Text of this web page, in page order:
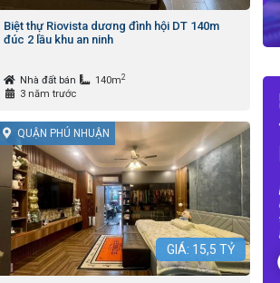
Biệt thự Riovista dương đình hội DT 140m
đúc 2 lầu khu an ninh
Nhà đất bán 140m2
3 năm trước
QUẬN PHÚ NHUẬN
GIÁ: 15,5 TỶ